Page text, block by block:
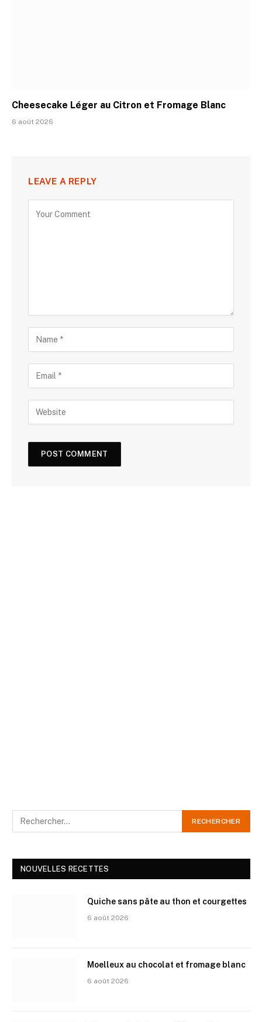
Cheesecake Léger au Citron et Fromage Blanc
6 août 2026
LEAVE A REPLY
NOUVELLES RECETTES
Quiche sans pâte au thon et courgettes
6 août 2026
Moelleux au chocolat et fromage blanc
6 août 2026